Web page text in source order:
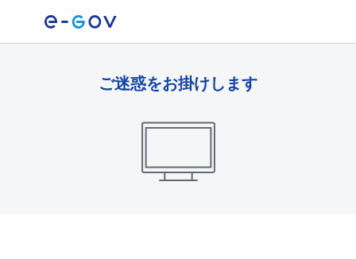
ご迷惑をお掛けします